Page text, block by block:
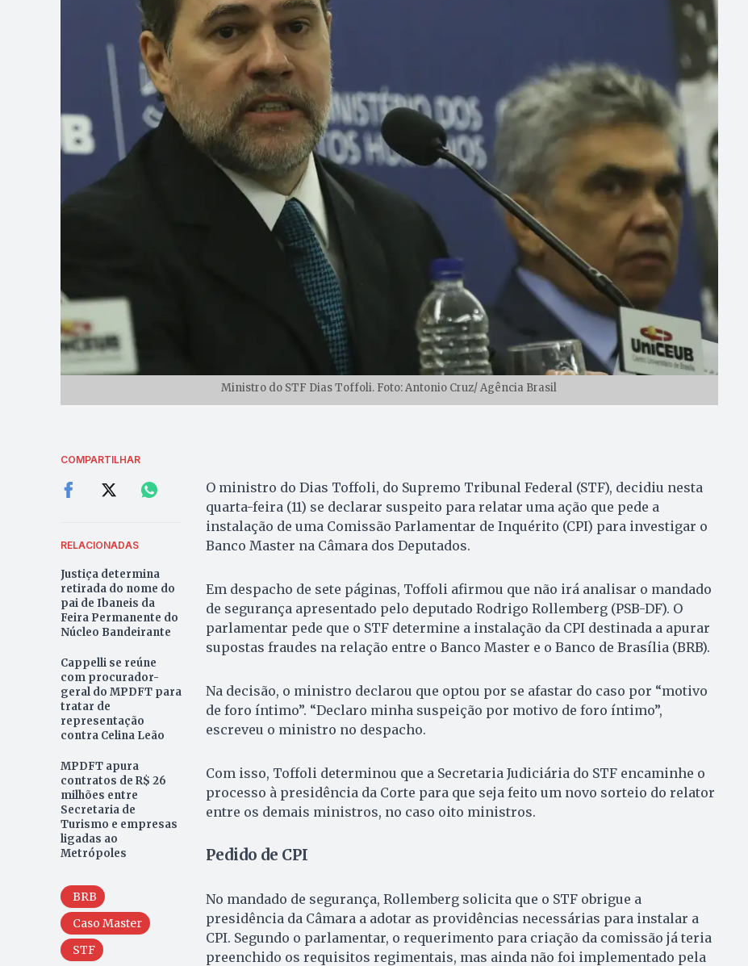
Ministro do STF Dias Toffoli. Foto: Antonio Cruz/ Agência Brasil
COMPARTILHAR
RELACIONADAS
Justiça determina
retirada do nome do
pai de Ibaneis da
Feira Permanente do
Núcleo Bandeirante
Cappelli se reúne
com procurador-
geral do MPDFT para
tratar de
representação
contra Celina Leão
MPDFT apura
contratos de R$ 26
milhões entre
Secretaria de
Turismo e empresas
ligadas ao
Metrópoles
BRB
Caso Master
STF
O ministro do Dias Toffoli, do Supremo Tribunal Federal (STF), decidiu nesta
quarta-feira (11) se declarar suspeito para relatar uma ação que pede a
instalação de uma Comissão Parlamentar de Inquérito (CPI) para investigar o
Banco Master na Câmara dos Deputados.
Em despacho de sete páginas, Toffoli afirmou que não irá analisar o mandado
de segurança apresentado pelo deputado Rodrigo Rollemberg (PSB-DF). O
parlamentar pede que o STF determine a instalação da CPI destinada a apurar
supostas fraudes na relação entre o Banco Master e o Banco de Brasília (BRB).
Na decisão, o ministro declarou que optou por se afastar do caso por “motivo
de foro íntimo”. “Declaro minha suspeição por motivo de foro íntimo”,
escreveu o ministro no despacho.
Com isso, Toffoli determinou que a Secretaria Judiciária do STF encaminhe o
processo à presidência da Corte para que seja feito um novo sorteio do relator
entre os demais ministros, no caso oito ministros.
Pedido de CPI
No mandado de segurança, Rollemberg solicita que o STF obrigue a
presidência da Câmara a adotar as providências necessárias para instalar a
CPI. Segundo o parlamentar, o requerimento para criação da comissão já teria
preenchido os requisitos regimentais, mas ainda não foi implementado pela